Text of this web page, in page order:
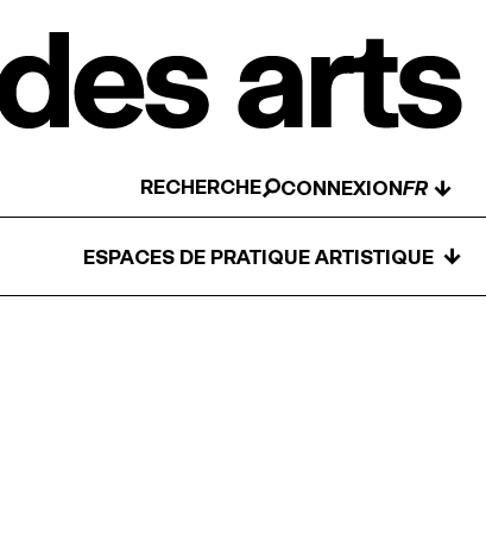
RECHERCHE CONNEXION ↓
ESPACES DE PRATIQUE ARTISTIQUE ↓